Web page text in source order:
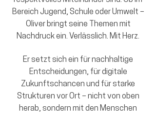
Bereich Jugend, Schule oder Umwelt –
Oliver bringt seine Themen mit
Nachdruck ein. Verlässlich. Mit Herz.
Er setzt sich ein für nachhaltige
Entscheidungen, für digitale
Zukunftschancen und für starke
Strukturen vor Ort – nicht von oben
herab, sondern mit den Menschen